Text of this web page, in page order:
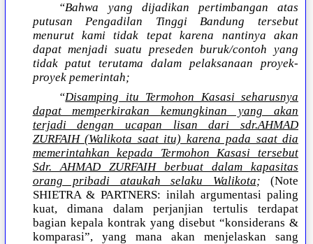
“Bahwa yang dijadikan pertimbangan atas
putusan Pengadilan Tinggi Bandung tersebut
menurut kami tidak tepat karena nantinya akan
dapat menjadi suatu preseden buruk/contoh yang
tidak patut terutama dalam pelaksanaan proyek-
proyek pemerintah;
“Disamping itu Termohon Kasasi seharusnya
dapat memperkirakan kemungkinan yang akan
terjadi dengan ucapan lisan dari sdr.AHMAD
ZURFAIH (Walikota saat itu) karena pada saat dia
memerintahkan kepada Termohon Kasasi tersebut
Sdr. AHMAD ZURFAIH berbuat dalam kapasitas
orang pribadi ataukah selaku Walikota; (Note
SHIETRA & PARTNERS: inilah argumentasi paling
kuat, dimana dalam perjanjian tertulis terdapat
bagian kepala kontrak yang disebut “konsiderans &
komparasi”, yang mana akan menjelaskan sang